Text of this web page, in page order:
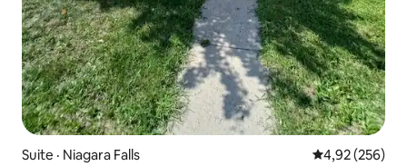
Suite · Niagara Falls Note
4,92 (256)